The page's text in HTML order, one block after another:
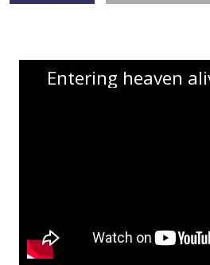
Entering heaven